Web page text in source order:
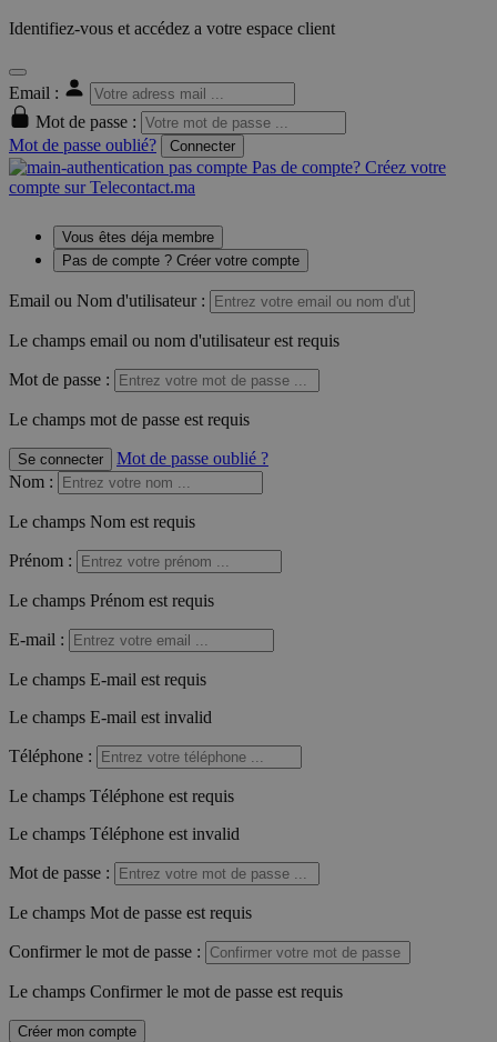
Identifiez-vous et accédez a votre espace client
Email :
Mot de passe :
Mot de passe oublié?
Connecter
Pas de compte? Créez votre
compte sur Telecontact.ma
Vous êtes déja membre
Pas de compte ? Créer votre compte
Email ou Nom d'utilisateur :
Le champs email ou nom d'utilisateur est requis
Mot de passe :
Le champs mot de passe est requis
Se connecter
Mot de passe oublié ?
Nom :
Le champs Nom est requis
Prénom :
Le champs Prénom est requis
E-mail :
Le champs E-mail est requis
Le champs E-mail est invalid
Téléphone :
Le champs Téléphone est requis
Le champs Téléphone est invalid
Mot de passe :
Le champs Mot de passe est requis
Confirmer le mot de passe :
Le champs Confirmer le mot de passe est requis
Créer mon compte